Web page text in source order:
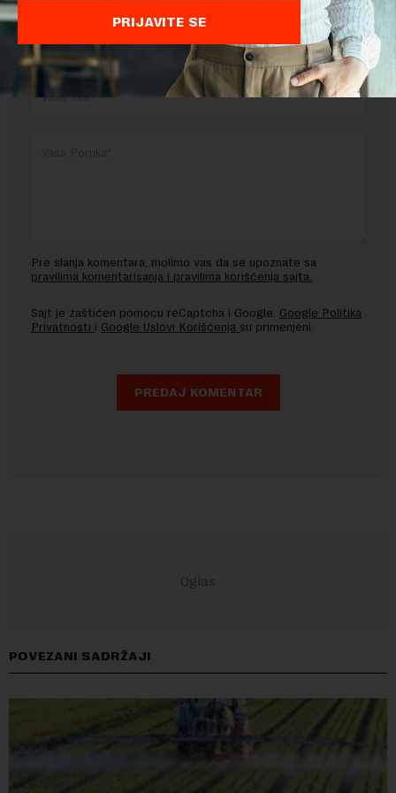
OSTAVITE ODGOVOR
Pre slanja komentara, molimo vas da se upoznate sa
pravilima komentarisanja i pravilima korišćenja sajta.
Sajt je zaštićen pomocu reCaptcha i Google. Google Politika
Privatnosti i Google Uslovi Korišćenja su primenjeni.
POVEZANI SADRŽAJI
PRIJAVITE SE